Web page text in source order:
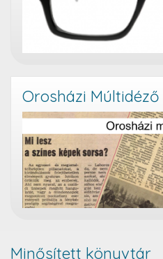
Orosházi Múltidéző
Minősített könyvtár